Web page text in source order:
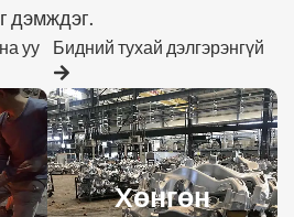
дэмждэг.
уу Бидний тухай дэлгэрэнгүй
Хөнгөн